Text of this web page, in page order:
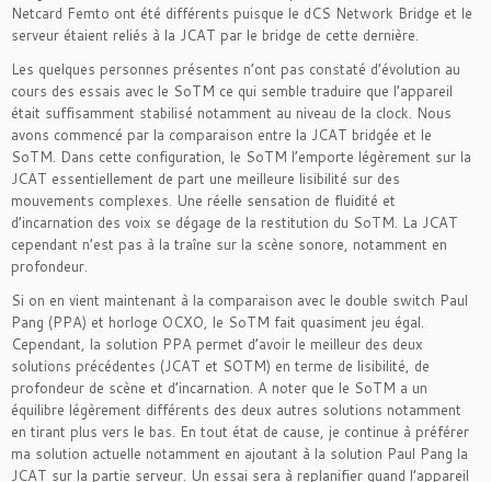
Netcard Femto ont été différents puisque le dCS Network Bridge et le
serveur étaient reliés à la JCAT par le bridge de cette dernière.
Les quelques personnes présentes n’ont pas constaté d’évolution au
cours des essais avec le SoTM ce qui semble traduire que l’appareil
était suffisamment stabilisé notamment au niveau de la clock. Nous
avons commencé par la comparaison entre la JCAT bridgée et le
SoTM. Dans cette configuration, le SoTM l’emporte légèrement sur la
JCAT essentiellement de part une meilleure lisibilité sur des
mouvements complexes. Une réelle sensation de fluidité et
d’incarnation des voix se dégage de la restitution du SoTM. La JCAT
cependant n’est pas à la traîne sur la scène sonore, notamment en
profondeur.
Si on en vient maintenant à la comparaison avec le double switch Paul
Pang (PPA) et horloge OCXO, le SoTM fait quasiment jeu égal.
Cependant, la solution PPA permet d’avoir le meilleur des deux
solutions précédentes (JCAT et SOTM) en terme de lisibilité, de
profondeur de scène et d’incarnation. A noter que le SoTM a un
équilibre légèrement différents des deux autres solutions notamment
en tirant plus vers le bas. En tout état de cause, je continue à préférer
ma solution actuelle notamment en ajoutant à la solution Paul Pang la
JCAT sur la partie serveur. Un essai sera à replanifier quand l’appareil